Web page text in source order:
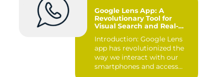
Google Lens App: A
Revolutionary Tool for
Visual Search and Real-
Introduction: Google Lens
app has revolutionized the
way we interact with our
smartphones and access...